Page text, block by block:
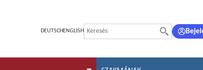
DEUTSCH ENGLISH